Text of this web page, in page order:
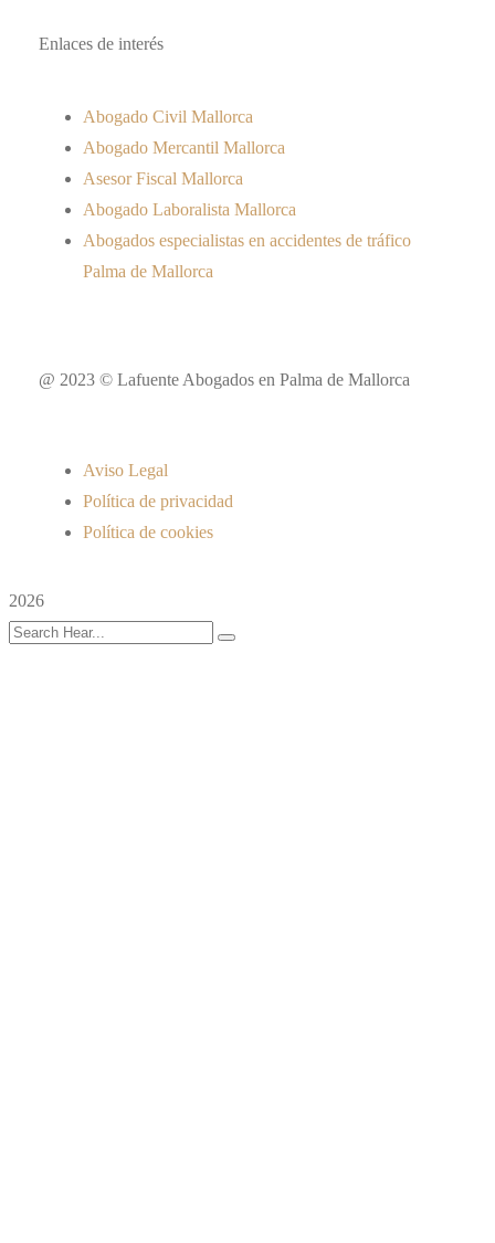
Enlaces de interés
Abogado Civil Mallorca
Abogado Mercantil Mallorca
Asesor Fiscal Mallorca
Abogado Laboralista Mallorca
Abogados especialistas en accidentes de tráfico
Palma de Mallorca
@ 2023 © Lafuente Abogados en Palma de Mallorca
Aviso Legal
Política de privacidad
Política de cookies
2026